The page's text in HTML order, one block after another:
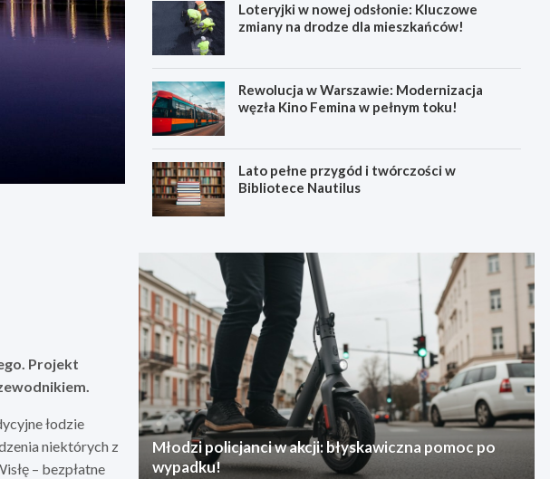
Projekt
łodzie
niektórych z
– bezpłatne
Loteryjki w nowej odsłonie: Kluczowe
zmiany na drodze dla mieszkańców!
Rewolucja w Warszawie: Modernizacja
węzła Kino Femina w pełnym toku!
Lato pełne przygód i twórczości w
Bibliotece Nautilus
Młodzi policjanci w akcji: błyskawiczna pomoc po
wypadku!